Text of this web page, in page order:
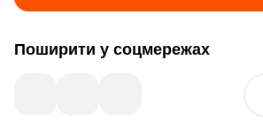
Поширити у соцмережах